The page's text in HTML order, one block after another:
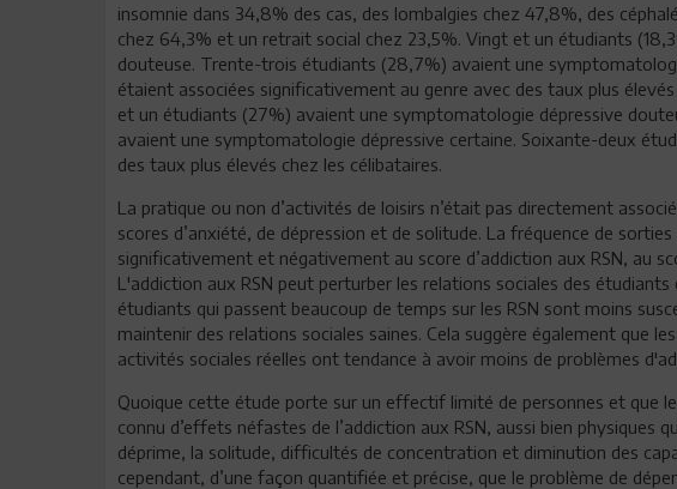
insomnie dans 34,8% des cas, des lombalgies chez 47,8%, des
chez 64,3% et un retrait social chez 23,5%. Vingt et un étudiants
douteuse. Trente-trois étudiants (28,7%) avaient une
étaient associées significativement au genre avec des taux plus
et un étudiants (27%) avaient une symptomatologie dépressive
avaient une symptomatologie dépressive certaine. Soixante-deux
des taux plus élevés chez les célibataires.
La pratique ou non d’activités de loisirs n’était pas directement
scores d’anxiété, de dépression et de solitude. La fréquence de
significativement et négativement au score d’addiction aux RSN, au
L'addiction aux RSN peut perturber les relations sociales des
étudiants qui passent beaucoup de temps sur les RSN sont moins
maintenir des relations sociales saines. Cela suggère également que
activités sociales réelles ont tendance à avoir moins de problèmes
Quoique cette étude porte sur un effectif limité de personnes et que
connu d’effets néfastes de l’addiction aux RSN, aussi bien physiques
déprime, la solitude, difficultés de concentration et diminution des
cependant, d’une façon quantifiée et précise, que le problème de